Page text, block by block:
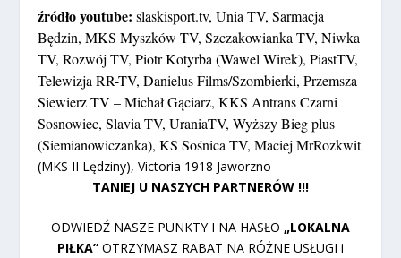
źródło youtube: slaskisport.tv, Unia TV, Sarmacja
Będzin, MKS Myszków TV, Szczakowianka TV, Niwka
TV, Rozwój TV, Piotr Kotyrba (Wawel Wirek), PiastTV,
Telewizja RR-TV, Danielus Films/Szombierki, Przemsza
Siewierz TV – Michał Gąciarz, KKS Antrans Czarni
Sosnowiec, Slavia TV, UraniaTV, Wyższy Bieg plus
(Siemianowiczanka), KS Sośnica TV, Maciej MrRozkwit
(MKS II Lędziny), Victoria 1918 Jaworzno
TANIEJ U NASZYCH PARTNERÓW !!!
ODWIEDŹ NASZE PUNKTY I NA HASŁO „LOKALNA
PIŁKA” OTRZYMASZ RABAT NA RÓŻNE USŁUGI i